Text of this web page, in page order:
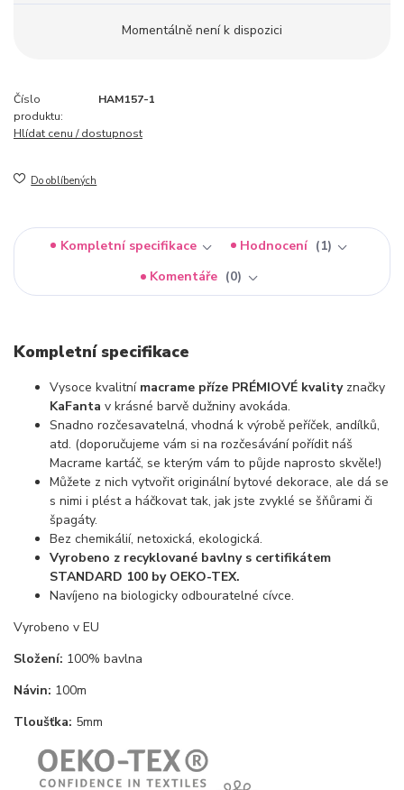
Momentálně není k dispozici
Číslo
produktu:
HAM157-1
Hlídat cenu / dostupnost
Do oblíbených
Kompletní specifikace Hodnocení
1
Komentáře
0
Kompletní specifikace
Vysoce kvalitní macrame příze PRÉMIOVÉ kvalityznačky
KaFanta v krásné barvě dužniny avokáda.
Snadno rozčesavatelná, vhodná k výrobě peříček, andílků,
atd. (doporučujeme vám si na rozčesávání pořídit náš
Macrame kartáč, se kterým vám to půjde naprosto skvěle!)
Můžete z nich vytvořit originální bytové dekorace, ale dá se
s nimi i plést a háčkovat tak, jak jste zvyklé se šňůrami či
špagáty.
Bez chemikálií, netoxická, ekologická.
Vyrobeno z recyklované bavlny s certifikátem
STANDARD 100 by OEKO-TEX.
Navíjeno na biologicky odbouratelné cívce.
Vyrobeno v EU
Složení: 100% bavlna
Návin: 100m
Tloušťka: 5mm